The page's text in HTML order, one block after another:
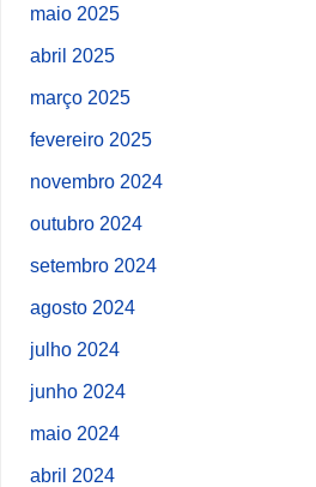
maio 2025
abril 2025
março 2025
fevereiro 2025
novembro 2024
outubro 2024
setembro 2024
agosto 2024
julho 2024
junho 2024
maio 2024
abril 2024